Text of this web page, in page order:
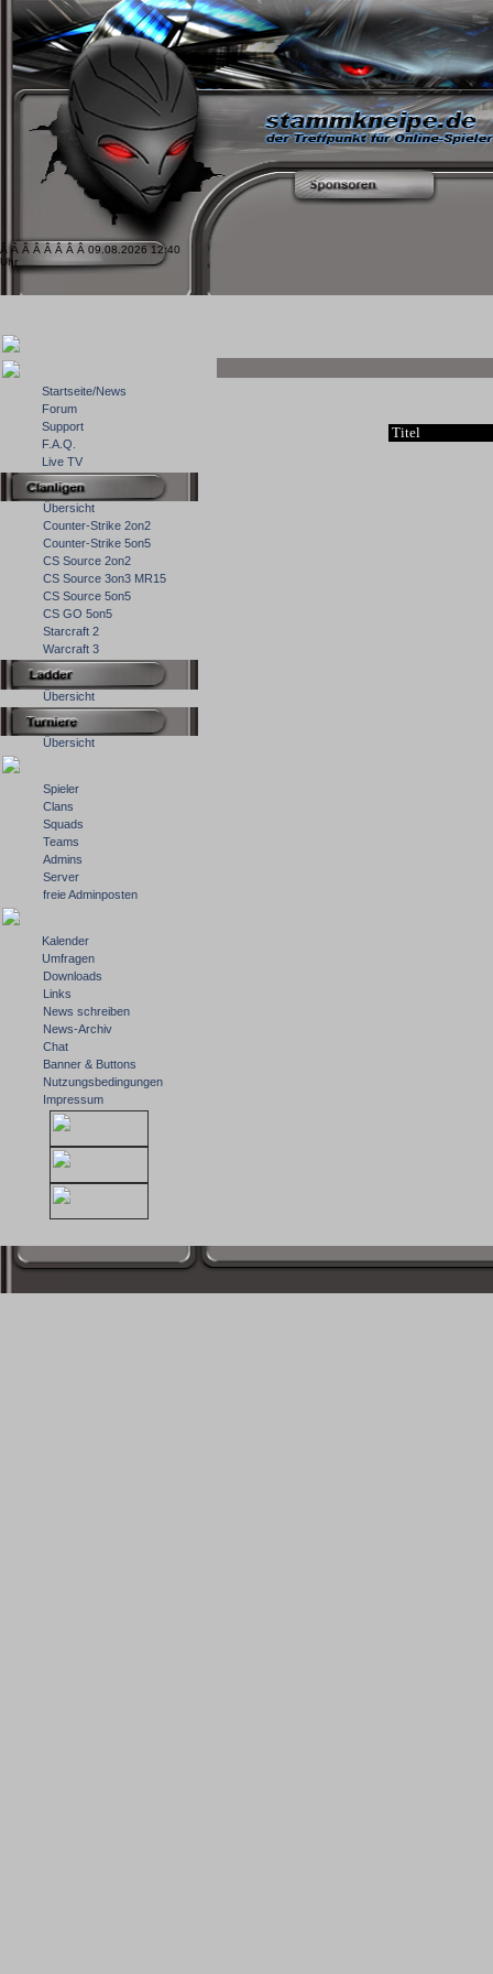
Â Â Â Â Â Â Â Â 09.08.2026 12:40
Uhr
Startseite/News
Forum
Support
F.A.Q.
Live TV
Übersicht
Counter-Strike 2on2
Counter-Strike 5on5
CS Source 2on2
CS Source 3on3 MR15
CS Source 5on5
CS GO 5on5
Starcraft 2
Warcraft 3
Übersicht
Übersicht
Spieler
Clans
Squads
Teams
Admins
Server
freie Adminposten
Kalender
Umfragen
Downloads
Links
News schreiben
News-Archiv
Chat
Banner & Buttons
Nutzungsbedingungen
Impressum
Titel